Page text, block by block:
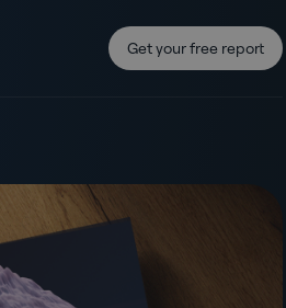
Get your free report